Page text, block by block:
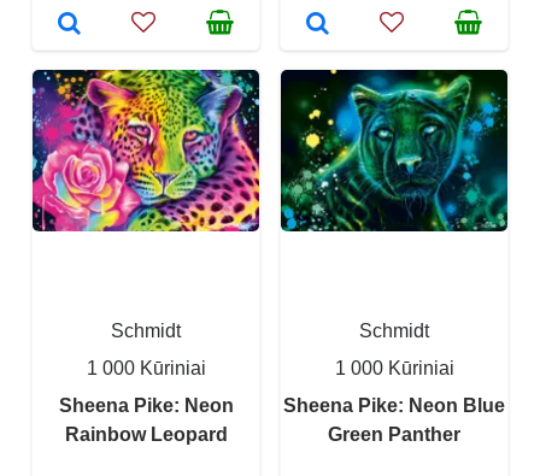
Schmidt
1 000 Kūriniai
Sheena Pike: Neon
Rainbow Leopard
Schmidt
1 000 Kūriniai
Sheena Pike: Neon Blue
Green Panther